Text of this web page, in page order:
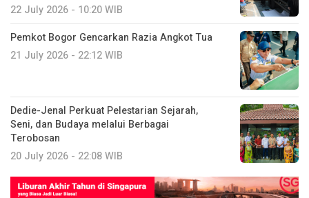
22 July 2026 - 10:20 WIB
Pemkot Bogor Gencarkan Razia Angkot Tua
21 July 2026 - 22:12 WIB
Dedie-Jenal Perkuat Pelestarian Sejarah,
Seni, dan Budaya melalui Berbagai
Terobosan
20 July 2026 - 22:08 WIB